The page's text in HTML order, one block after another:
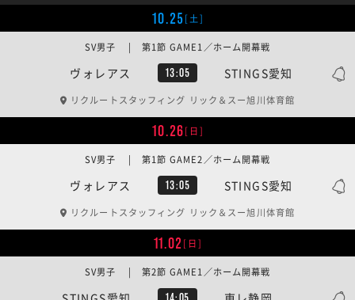
10.25[土]
ヴォレアス 13:05 STINGS愛知
SV男子 | 第1節 GAME1／ホーム開幕戦
リクルートスタッフィング リック＆スー旭川体育館
10.26[日]
ヴォレアス 13:05 STINGS愛知
SV男子 | 第1節 GAME2／ホーム開幕戦
リクルートスタッフィング リック＆スー旭川体育館
11.02[日]
14:05
SV男子 | 第2節 GAME1／ホーム開幕戦